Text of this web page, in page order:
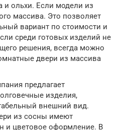
и ольхи. Если модели из
массива. Это позволяет
вариант по стоимости и
среди готовых изделий не
решения, всегда можно
двери из массива
предлагает
изделия,
внешний вид.
из сосны имеют
и цветовое оформление. В